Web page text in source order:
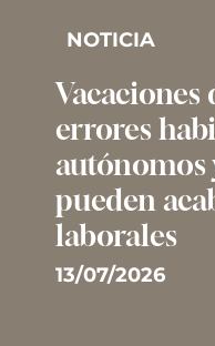
NOTICIA
Vacaciones
errores
autónomos
pueden
laborales
13/07/2026